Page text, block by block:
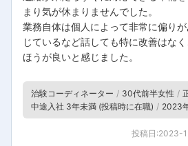
まり気が休まりませんでした。
業務自体は個人によって非常に偏り
じているなど話しても特に改善はな
ほうが良いと感じました。
治験コーディネーター 30代前半女性
中途入社 3年未満 (投稿時に在職)
2023
投稿日:2023-